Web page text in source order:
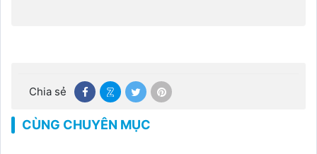
Chia sẻ
CÙNG CHUYÊN MỤC